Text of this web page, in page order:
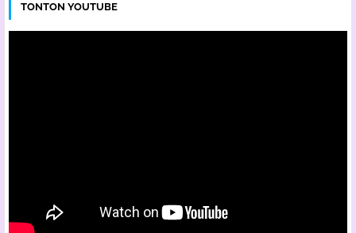
TONTON YOUTUBE